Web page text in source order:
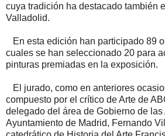
cuya tradición ha destacado también
Valladolid.
En esta edición han participado 89
cuales se han seleccionado 20 para
pinturas premiadas en la exposición.
El jurado, como en anteriores
compuesto por el crítico de Arte de
delegado del área de Gobierno de las
Ayuntamiento de Madrid, Fernando